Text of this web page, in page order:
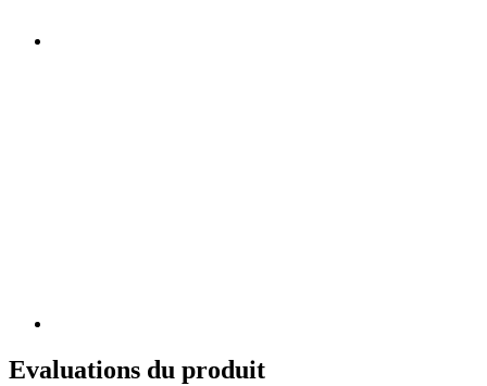
Evaluations du produit